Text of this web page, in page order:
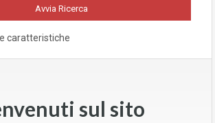
caratteristiche
sul sito